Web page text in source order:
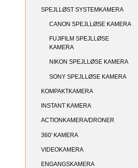
SPEJLLØST SYSTEMKAMERA
CANON SPEJLLØSE KAMERA
FUJIFILM SPEJLLØSE
KAMERA
NIKON SPEJLLØSE KAMERA
SONY SPEJLLØSE KAMERA
KOMPAKTKAMERA
INSTANT KAMERA
ACTIONKAMERA/DRONER
360' KAMERA
VIDEOKAMERA
ENGANGSKAMERA